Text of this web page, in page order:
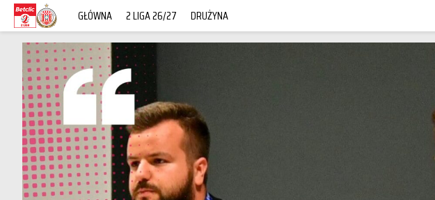
GŁÓWNA 2 LIGA 26/27 DRUŻYNA